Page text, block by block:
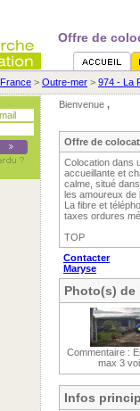
Offre de
France > Outre-mer > 974 - La
Bienvenue ,
Offre de
Colocation dans
accueillante et
calme, situé
les amoureux de
La fibre et
taxes ordures
TOP
Contacter
Maryse
Photo(s)
Commentaire :
max 3
Infos